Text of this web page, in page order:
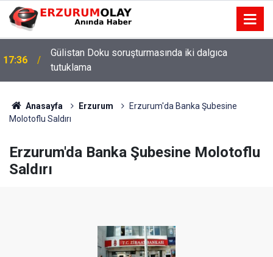
17:36
Gülistan Doku soruşturmasında iki dalgıca
tutuklama
Anasayfa Erzurum
Erzurum'da Banka Şubesine
Molotoflu Saldırı
Erzurum'da Banka Şubesine Molotoflu
Saldırı